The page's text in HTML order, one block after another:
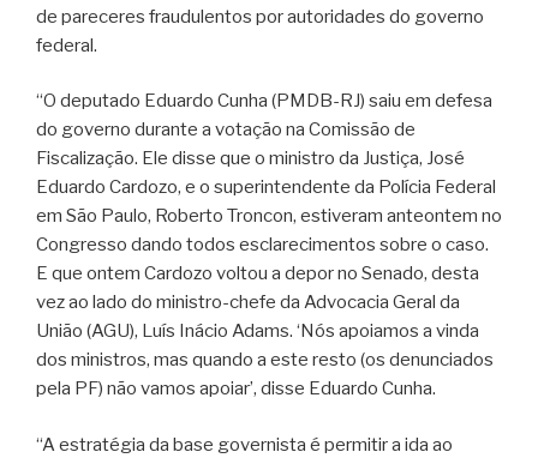
de pareceres fraudulentos por autoridades do governo
federal.
“O deputado Eduardo Cunha (PMDB-RJ) saiu em defesa
do governo durante a votação na Comissão de
Fiscalização. Ele disse que o ministro da Justiça, José
Eduardo Cardozo, e o superintendente da Polícia Federal
em São Paulo, Roberto Troncon, estiveram anteontem no
Congresso dando todos esclarecimentos sobre o caso.
E que ontem Cardozo voltou a depor no Senado, desta
vez ao lado do ministro-chefe da Advocacia Geral da
União (AGU), Luís Inácio Adams. ‘Nós apoiamos a vinda
dos ministros, mas quando a este resto (os denunciados
pela PF) não vamos apoiar’, disse Eduardo Cunha.
“A estratégia da base governista é permitir a ida ao